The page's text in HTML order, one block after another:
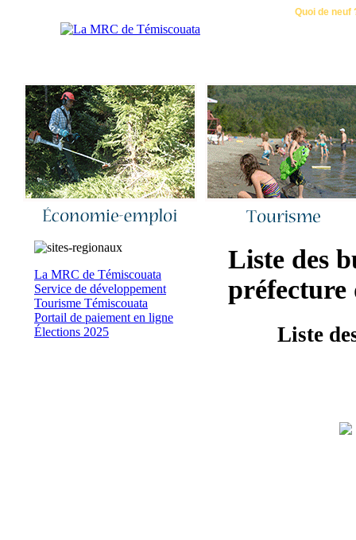
Quoi de neuf
La MRC de Témiscouata
Service de développement
Tourisme Témiscouata
Portail de paiement en ligne
Élections 2025
Liste des
préfecture
Liste